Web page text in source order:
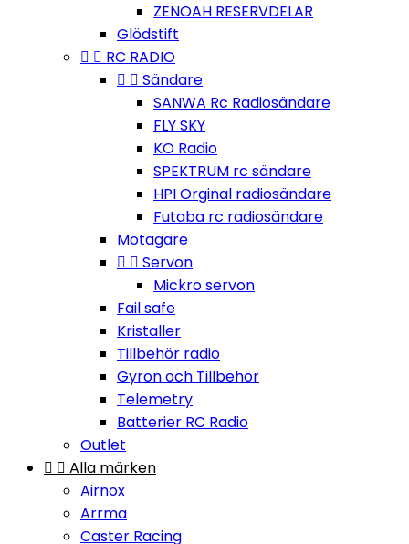
ZENOAH RESERVDELAR
Glödstift
  RC RADIO
  Sändare
SANWA Rc Radiosändare
FLY SKY
KO Radio
SPEKTRUM rc sändare
HPI Orginal radiosändare
Futaba rc radiosändare
Motagare
  Servon
Mickro servon
Fail safe
Kristaller
Tillbehör radio
Gyron och Tillbehör
Telemetry
Batterier RC Radio
Outlet
  Alla märken
Airnox
Arrma
Caster Racing